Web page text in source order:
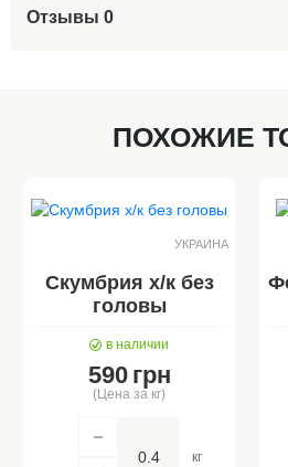
Отзывы 0
ПОХОЖИЕ
УКРАИНА
Скумбрия х/к без
головы
в наличии
590 грн
(Цена за кг)
кг